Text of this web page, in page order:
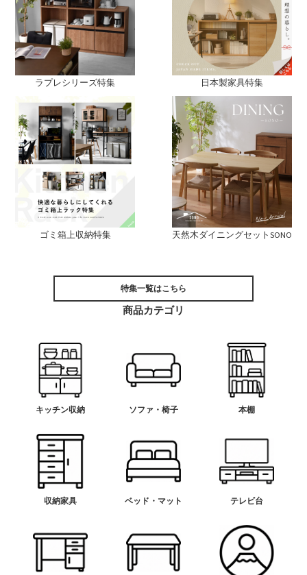
ラプレシリーズ特集 日本製家具特集
ゴミ箱上収納特集 天然木ダイニングセットSONO
特集一覧はこちら
商品カテゴリ
キッチン収納 ソファ・椅子 本棚
収納家具 ベッド・マット テレビ台